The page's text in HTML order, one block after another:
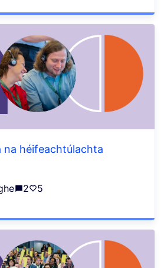
na héifeachtúlachta
2 5